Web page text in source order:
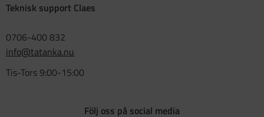
Teknisk support Claes
0706-400 832
info@tatanka.nu
Tis-Tors 9:00-15:00
Följ oss på social media